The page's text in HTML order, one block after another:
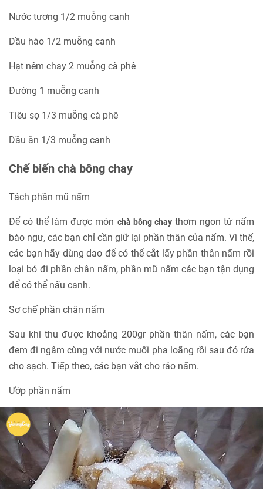
Nước tương 1/2 muỗng canh
Dầu hào 1/2 muỗng canh
Hạt nêm chay 2 muỗng cà phê
Đường 1 muỗng canh
Tiêu sọ 1/3 muỗng cà phê
Dầu ăn 1/3 muỗng canh
Chế biến chà bông chay
Tách phần mũ nấm
Để có thể làm được món chà bông chaythơm ngon từ nấm
bào ngư, các bạn chỉ cần giữ lại phần thân của nấm. Vì thế,
các bạn hãy dùng dao để có thể cắt lấy phần thân nấm rồi
loại bỏ đi phần chân nấm, phần mũ nấm các bạn tận dụng
để có thể nấu canh.
Sơ chế phần chân nấm
Sau khi thu được khoảng 200gr phần thân nấm, các bạn
đem đi ngâm cùng với nước muối pha loãng rồi sau đó rửa
cho sạch. Tiếp theo, các bạn vắt cho ráo nấm.
Ướp phần nấm